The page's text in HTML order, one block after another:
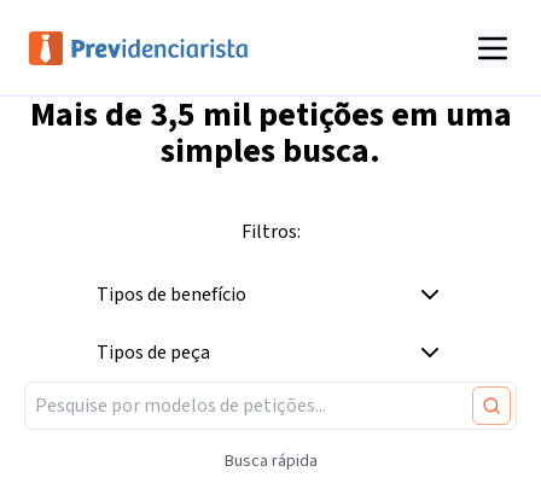
Mais de 3,5 milpetições em uma
simples busca.
Filtros:
Tipos de benefício
Tipos de peça
Busca rápida